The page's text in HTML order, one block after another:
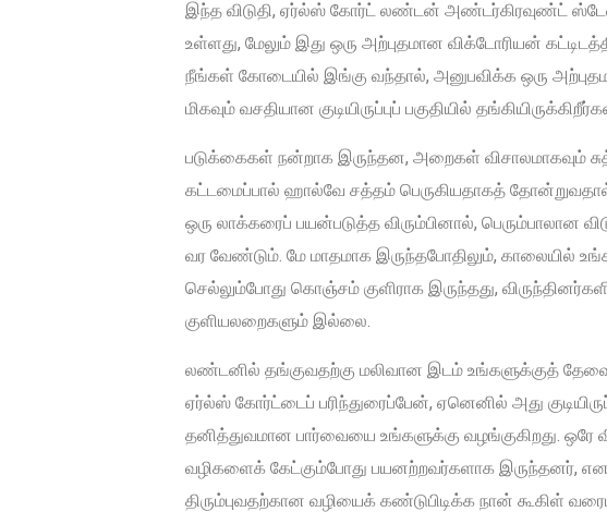
இந்த விடுதி, ஏர்ல்ஸ் கோர்ட் லண்டன் அண்டர்கிரவுண்ட்
உள்ளது, மேலும் இது ஒரு அற்புதமான விக்டோரியன்
நீங்கள் கோடையில் இங்கு வந்தால், அனுபவிக்க ஒரு
மிகவும் வசதியான குடியிருப்புப் பகுதியில்
படுக்கைகள் நன்றாக இருந்தன, அறைகள் விசாலமாகவும்
கட்டமைப்பால் ஹால்வே சத்தம் பெருகியதாகத்
ஒரு லாக்கரைப் பயன்படுத்த விரும்பினால், பெரும்பாலான
வர வேண்டும். மே மாதமாக இருந்தபோதிலும், காலையில்
செல்லும்போது கொஞ்சம் குளிராக இருந்தது,
குளியலறைகளும் இல்லை.
லண்டனில் தங்குவதற்கு மலிவான இடம் உங்களுக்குத்
ஏர்ல்ஸ் கோர்ட்டைப் பரிந்துரைப்பேன், ஏனெனில் அது
தனித்துவமான பார்வையை உங்களுக்கு வழங்குகிறது.
வழிகளைக் கேட்கும்போது பயனற்றவர்களாக இருந்தனர்,
திரும்புவதற்கான வழியைக் கண்டுபிடிக்க நான் கூகிள்